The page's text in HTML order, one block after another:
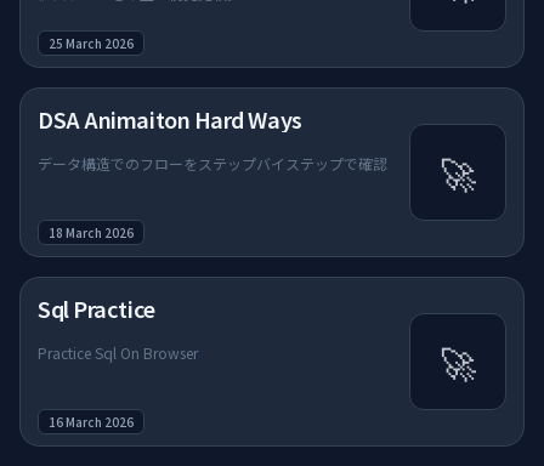
25 March 2026
DSA Animaiton Hard Ways
データ構造でのフローをステップバイステップで確認
18 March 2026
🚀
Sql Practice
Practice Sql On Browser
16 March 2026
🚀